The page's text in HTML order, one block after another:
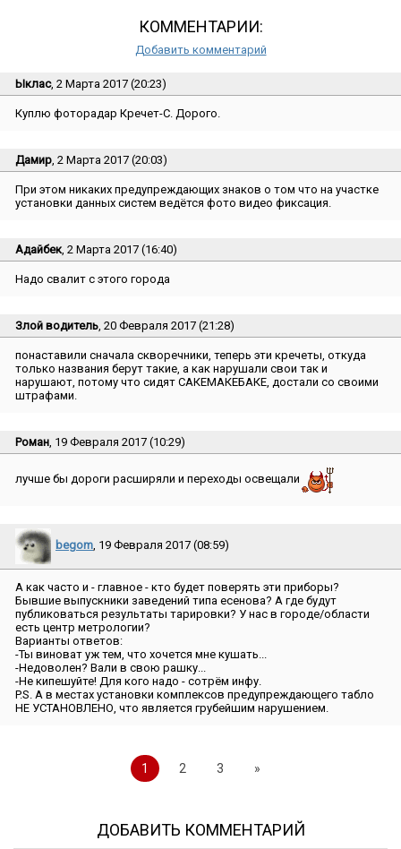
КОММЕНТАРИИ:
Добавить комментарий
Ыклас, 2 Марта 2017 (20:23)
Куплю фоторадар Кречет-С. Дорого.
Дамир, 2 Марта 2017 (20:03)
При этом никаких предупреждающих знаков о том что на участке
установки данных систем ведётся фото видео фиксация.
Адайбек, 2 Марта 2017 (16:40)
Надо свалит с этого города
Злой водитель, 20 Февраля 2017 (21:28)
понаставили сначала скворечники, теперь эти кречеты, откуда
только названия берут такие, а как нарушали свои так и
нарушают, потому что сидят САКЕМАКЕБАКЕ, достали со своими
штрафами.
Роман, 19 Февраля 2017 (10:29)
лучше бы дороги расширяли и переходы освещали
begom, 19 Февраля 2017 (08:59)
А как часто и - главное - кто будет поверять эти приборы?
Бывшие выпускники заведений типа есенова? А где будут
публиковаться результаты тарировки? У нас в городе/области
есть центр метрологии?
Варианты ответов:
-Ты виноват уж тем, что хочется мне кушать...
-Недоволен? Вали в свою рашку...
-Не кипешуйте! Для кого надо - сотрём инфу.
P.S. А в местах установки комплексов предупреждающего табло
НЕ УСТАНОВЛЕНО, что является грубейшим нарушением.
1 2 3 »
ДОБАВИТЬ КОММЕНТАРИЙ